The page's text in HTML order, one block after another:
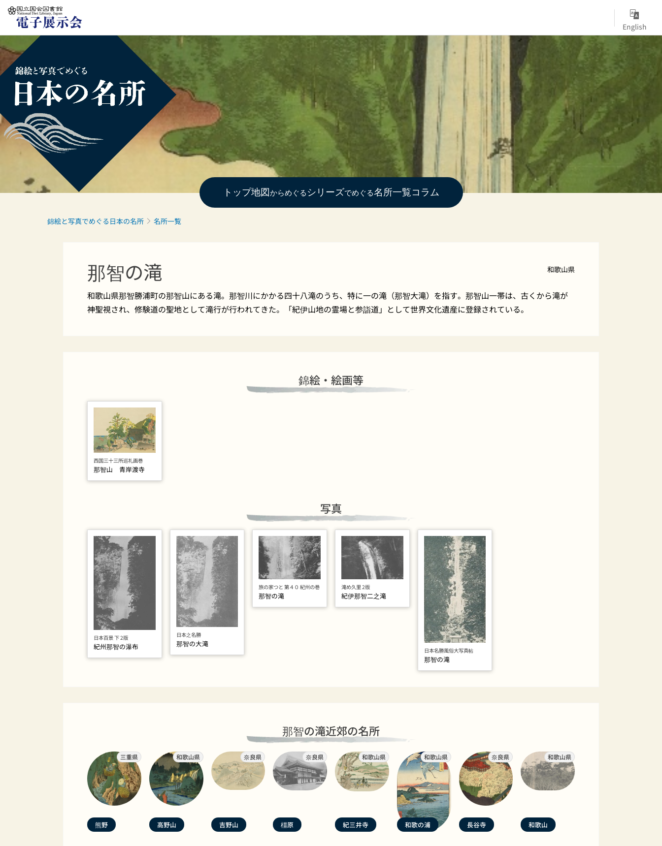
本文へ移動
English
トップ地図からめぐる シリーズでめぐる名所一覧コラム
錦絵と写真でめぐる日本の名所 名所一覧
那智の滝 和歌山県
和歌山県那智勝浦町の那智山にある滝。那智川にかかる四十八滝のうち、特に一の滝（那智大滝）を指す。那智山一帯は、古くから滝が
神聖視され、修験道の聖地として滝行が行われてきた。「紀伊山地の霊場と参詣道」として世界文化遺産に登録されている。
錦絵・絵画等
西国三十三所巡礼画巻
那智山 青岸渡寺
写真
日本百景 下 2版
紀州那智の瀑布
日本之名勝
那智の大滝
旅の家つと 第４０ 紀州の巻
那智の滝
滝め久里 2版
紀伊那智二之滝
日本名勝風俗大写真帖
那智の滝
那智の滝近郊の名所
三重県
熊野
和歌山県
高野山
奈良県
吉野山
奈良県
橿原
和歌山県
紀三井寺
和歌山県
和歌の浦
奈良県
長谷寺
和歌山県
和歌山